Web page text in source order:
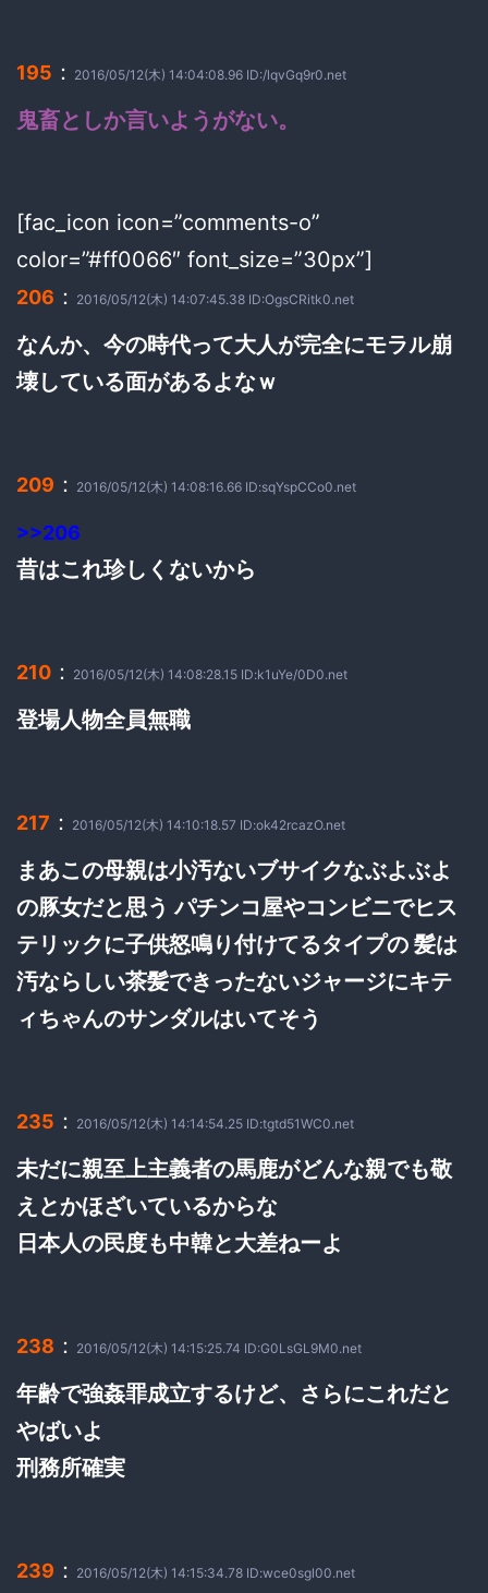
195 ： 2016/05/12(木) 14:04:08.96 ID:/lqvGq9r0.net
鬼畜としか言いようがない。
[fac_icon icon=”comments-o”
color=”#ff0066″ font_size=”30px”]
206 ： 2016/05/12(木) 14:07:45.38 ID:OgsCRitk0.net
なんか、今の時代って大人が完全にモラル崩
壊している面があるよなｗ
209 ： 2016/05/12(木) 14:08:16.66 ID:sqYspCCo0.net
>>206
昔はこれ珍しくないから
210 ： 2016/05/12(木) 14:08:28.15 ID:k1uYe/0D0.net
登場人物全員無職
217 ： 2016/05/12(木) 14:10:18.57 ID:ok42rcazO.net
まあこの母親は小汚ないブサイクなぶよぶよ
の豚女だと思う パチンコ屋やコンビニでヒス
テリックに子供怒鳴り付けてるタイプの 髪は
汚ならしい茶髪できったないジャージにキテ
ィちゃんのサンダルはいてそう
235 ： 2016/05/12(木) 14:14:54.25 ID:tgtd51WC0.net
未だに親至上主義者の馬鹿がどんな親でも敬
えとかほざいているからな
日本人の民度も中韓と大差ねーよ
238 ： 2016/05/12(木) 14:15:25.74 ID:G0LsGL9M0.net
年齢で強姦罪成立するけど、さらにこれだと
やばいよ
刑務所確実
239 ： 2016/05/12(木) 14:15:34.78 ID:wce0sgl00.net